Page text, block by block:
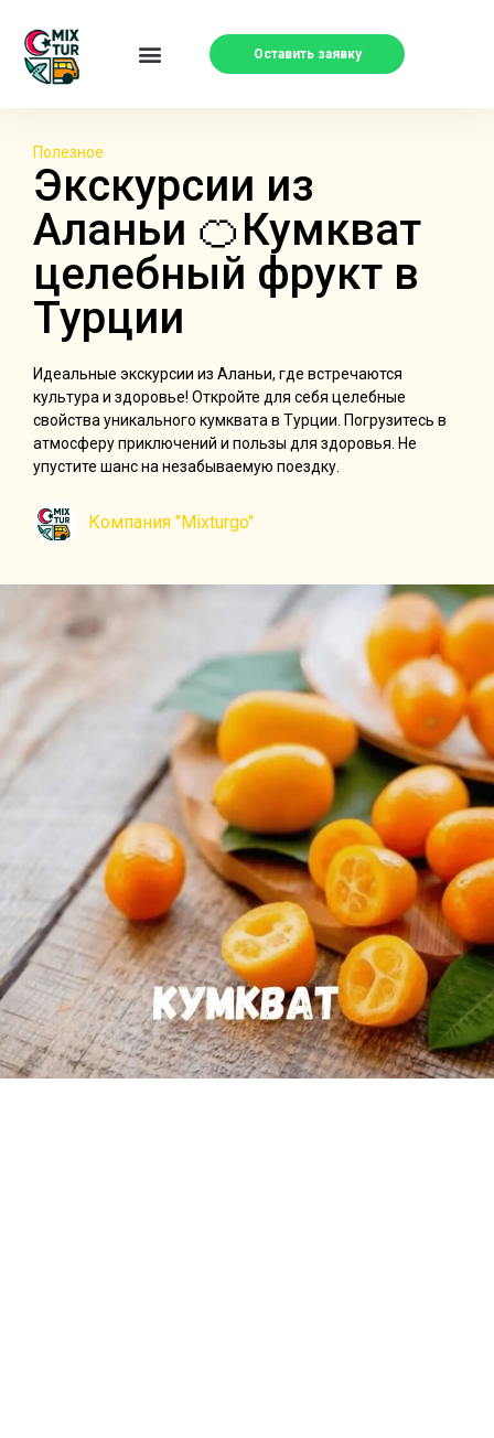
Оставить заявку
Полезное
Экскурсии из
Аланьи 🍊Кумкват
целебный фрукт в
Турции
Идеальные экскурсии из Аланьи, где встречаются
культура и здоровье! Откройте для себя целебные
свойства уникального кумквата в Турции. Погрузитесь в
атмосферу приключений и пользы для здоровья. Не
упустите шанс на незабываемую поездку.
Компания "Mixturgo"